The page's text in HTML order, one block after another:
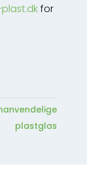
for
plastglas